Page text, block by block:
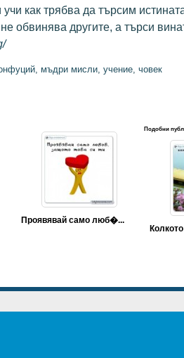
как трябва да търсим
обвинява другите, а търси
, мъдри мисли, учение, човек
Подобни
Проявявай само люб�...